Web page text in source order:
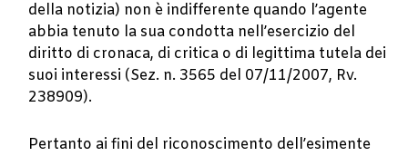
della notizia) non è indifferente quando l’agente
abbia tenuto la sua condotta nell’esercizio del
diritto di cronaca, di critica o di legittima tutela dei
suoi interessi (Sez. n. 3565 del 07/11/2007, Rv.
238909).
Pertanto ai fini del riconoscimento dell’esimente